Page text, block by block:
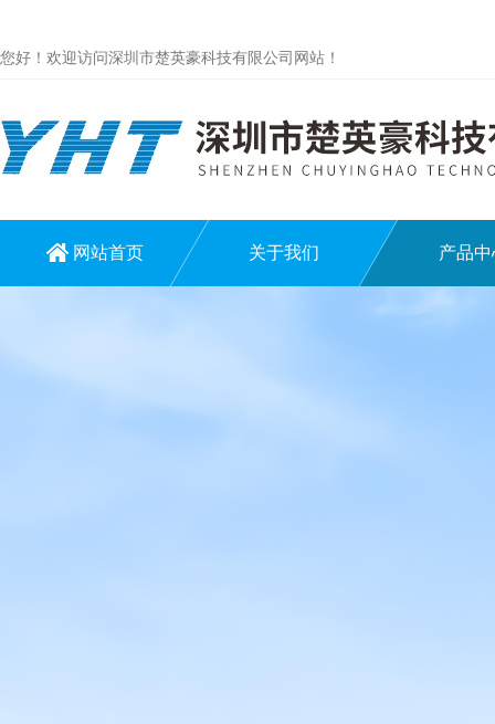
您好！欢迎访问深圳市楚英豪科技有限公司网站！
网站首页 关于我们 产品中